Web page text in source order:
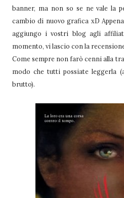
banner, ma non so se ne vale la
cambio di nuovo grafica xD
aggiungo i vostri blog agli
momento, vi lascio con la
Come sempre non farò cenni alla
modo che tutti possiate leggerla
brutto).